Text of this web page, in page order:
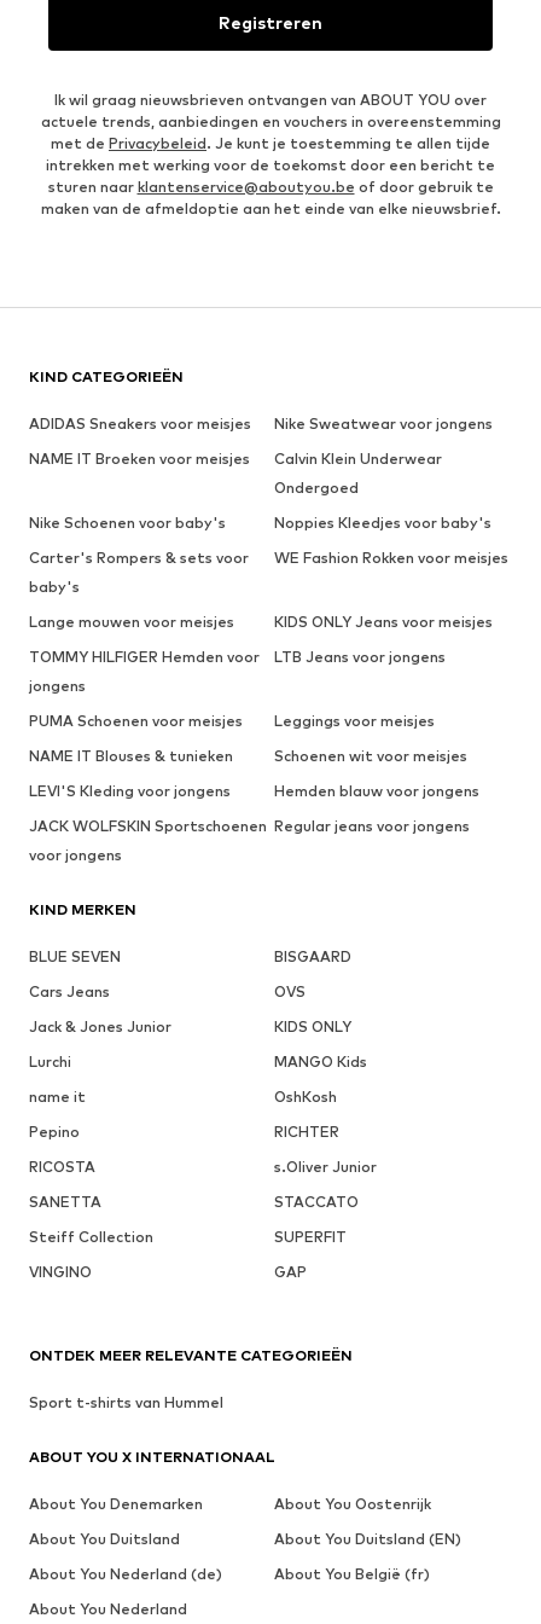
Registreren
Ik wil graag nieuwsbrieven ontvangen van ABOUT YOU over
actuele trends, aanbiedingen en vouchers in overeenstemming
met de Privacybeleid. Je kunt je toestemming te allen tijde
intrekken met werking voor de toekomst door een bericht te
sturen naar klantenservice@aboutyou.be of door gebruik te
maken van de afmeldoptie aan het einde van elke nieuwsbrief.
KIND CATEGORIEËN
ADIDAS Sneakers voor meisjes
Nike Sweatwear voor jongens
NAME IT Broeken voor meisjes
Calvin Klein Underwear
Ondergoed
Nike Schoenen voor baby's
Noppies Kleedjes voor baby's
Carter's Rompers & sets voor
baby's
WE Fashion Rokken voor meisjes
Lange mouwen voor meisjes
KIDS ONLY Jeans voor meisjes
TOMMY HILFIGER Hemden voor
jongens
LTB Jeans voor jongens
PUMA Schoenen voor meisjes
Leggings voor meisjes
NAME IT Blouses & tunieken
Schoenen wit voor meisjes
LEVI'S Kleding voor jongens
Hemden blauw voor jongens
JACK WOLFSKIN Sportschoenen
voor jongens
Regular jeans voor jongens
KIND MERKEN
BLUE SEVEN
BISGAARD
Cars Jeans
OVS
Jack & Jones Junior
KIDS ONLY
Lurchi
MANGO Kids
name it
OshKosh
Pepino
RICHTER
RICOSTA
s.Oliver Junior
SANETTA
STACCATO
Steiff Collection
SUPERFIT
VINGINO
GAP
ONTDEK MEER RELEVANTE CATEGORIEËN
Sport t-shirts van Hummel
ABOUT YOU X INTERNATIONAAL
About You Denemarken
About You Oostenrijk
About You Duitsland
About You Duitsland (EN)
About You Nederland (de)
About You België (fr)
About You Nederland